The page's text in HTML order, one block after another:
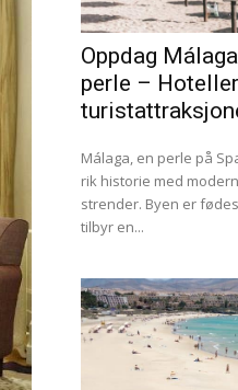
Oppdag
perle –
Málaga, en perle på
rik historie med
strender. Byen er
tilbyr en...